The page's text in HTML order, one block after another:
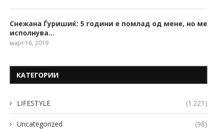
Снежана Ѓуришиќ: 5 години е помлад од мене, но ме
исполнува…
март 16, 2019
КАТЕГОРИИ
LIFESTYLE (1.221)
Uncategorized (98)